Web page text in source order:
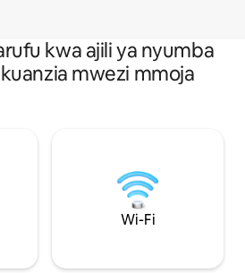
kwa ajili ya nyumba
mwezi mmoja
Wi-Fi